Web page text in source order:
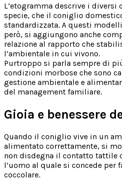
L’etogramma descrive i
specie, che il coniglio
standardizzata. A questi
però, si aggiungono anche
relazione al rapporto che
l’ambientale in cui vivono.
Purtroppo si parla sempre di
condizioni morbose che sono
gestione ambientale e
del management familiare.
Gioia e benessere
Quando il coniglio vive in un
alimentato correttamente, si
non disdegna il contatto tattile
l’uomo al quale si concede per
coccolare.